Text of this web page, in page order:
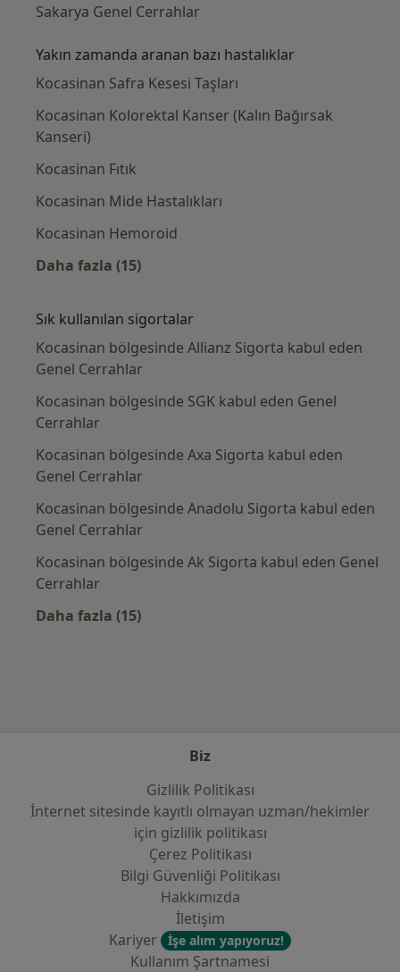
Sakarya Genel Cerrahlar
Yakın zamanda aranan bazı hastalıklar
Kocasinan Safra Kesesi Taşları
Kocasinan Kolorektal Kanser (Kalın Bağırsak
Kanseri)
Kocasinan Fıtık
Kocasinan Mide Hastalıkları
Kocasinan Hemoroid
Daha fazla (15)
Sık kullanılan sigortalar
Kocasinan bölgesinde Allianz Sigorta kabul eden
Genel Cerrahlar
Kocasinan bölgesinde SGK kabul eden Genel
Cerrahlar
Kocasinan bölgesinde Axa Sigorta kabul eden
Genel Cerrahlar
Kocasinan bölgesinde Anadolu Sigorta kabul eden
Genel Cerrahlar
Kocasinan bölgesinde Ak Sigorta kabul eden Genel
Cerrahlar
Daha fazla (15)
Biz
Gizlilik Politikası
İnternet sitesinde kayıtlı olmayan uzman/hekimler
i̇çin gizlilik politikası
Çerez Politikası
Bilgi Güvenliği Politikası
Hakkımızda
İletişim
Kariyer
İşe alım yapıyoruz!
Kullanım Şartnamesi